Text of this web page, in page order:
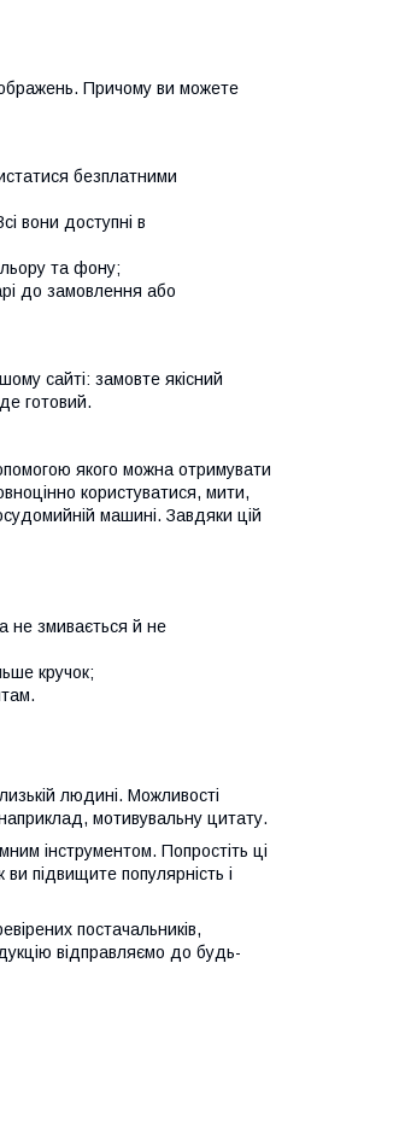
Причому ви можете
безплатними
вони доступні в
та фону;
до замовлення або
сайті: замовте якісний
готовий.
якого можна отримувати
користуватися, мити,
машині. Завдяки цій
змивається й не
кручок;
людині. Можливості
мотивувальну цитату.
інструментом. Попростіть ці
ви підвищите популярність і
постачальників,
відправляємо до будь-